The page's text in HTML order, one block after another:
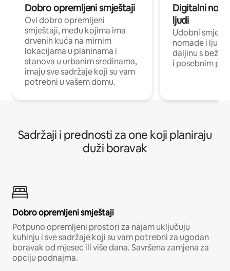
Dobro opremljeni smještaji
Ovi dobro opremljeni
smještaji, među kojima ima
drvenih kuća na mirnim
lokacijama u planinama i
stanova u urbanim sredinama,
imaju sve sadržaje koji su vam
potrebni u vašem domu.
Digitalni
ljudi
Udobni
nomade i ljude
daljinu s
i posebnim
Sadržaji i prednosti za one koji planiraju
duži boravak
Dobro opremljeni smještaji
Potpuno opremljeni prostori za najam uključuju
kuhinju i sve sadržaje koji su vam potrebni za ugodan
boravak od mjesec ili više dana. Savršena zamjena za
opciju podnajma.